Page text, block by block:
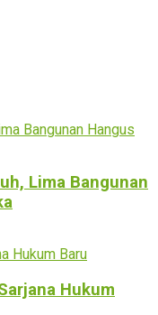
Lima Bangunan
Hukum